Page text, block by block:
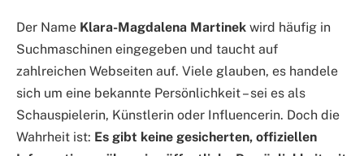
Der Name Klara-Magdalena Martinek wird häufig in
Suchmaschinen eingegeben und taucht auf
zahlreichen Webseiten auf. Viele glauben, es handele
sich um eine bekannte Persönlichkeit – sei es als
Schauspielerin, Künstlerin oder Influencerin. Doch die
Wahrheit ist: Es gibt keine gesicherten, offiziellen